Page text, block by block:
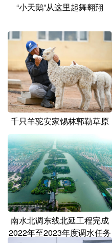
“小天鹅”从这里起舞翱翔
千只羊驼安家锡林郭勒草原
南水北调东线北延工程完成
2022年至2023年度调水任务